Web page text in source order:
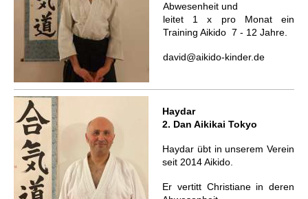
Abwesenheit und
leitet 1 x pro Monat ein
Training Aikido 7 - 12 Jahre.
david@aikido-kinder.de
Haydar
2. Dan Aikikai Tokyo
Haydar übt in unserem Verein
seit 2014 Aikido.
Er vertitt Christiane in deren